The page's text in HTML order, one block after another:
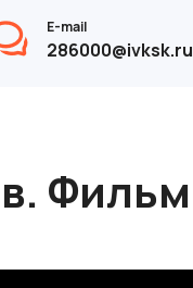
E-mail
286000@ivksk.ru
Фильм